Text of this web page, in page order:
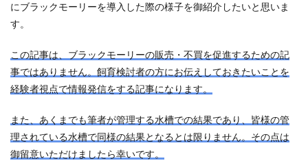
にブラックモーリーを導入した際の様子を御紹介したいと思いま
す。
この記事は、ブラックモーリーの販売・不買を促進するための記
事ではありません。飼育検討者の方にお伝えしておきたいことを
経験者視点で情報発信をする記事になります。
また、あくまでも筆者が管理する水槽での結果であり、皆様の管
理されている水槽で同様の結果となるとは限りません。その点は
御留意いただけましたら幸いです。